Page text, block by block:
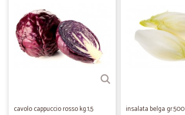
cavolo cappuccio rosso kg.1,5 insalata belga gr.500